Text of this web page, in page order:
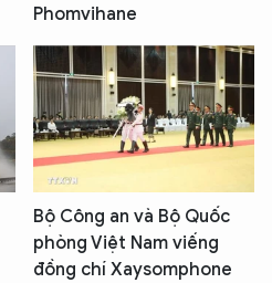
Phomvihane
Bộ Công an và Bộ Quốc
phòng Việt Nam viếng
đồng chí Xaysomphone